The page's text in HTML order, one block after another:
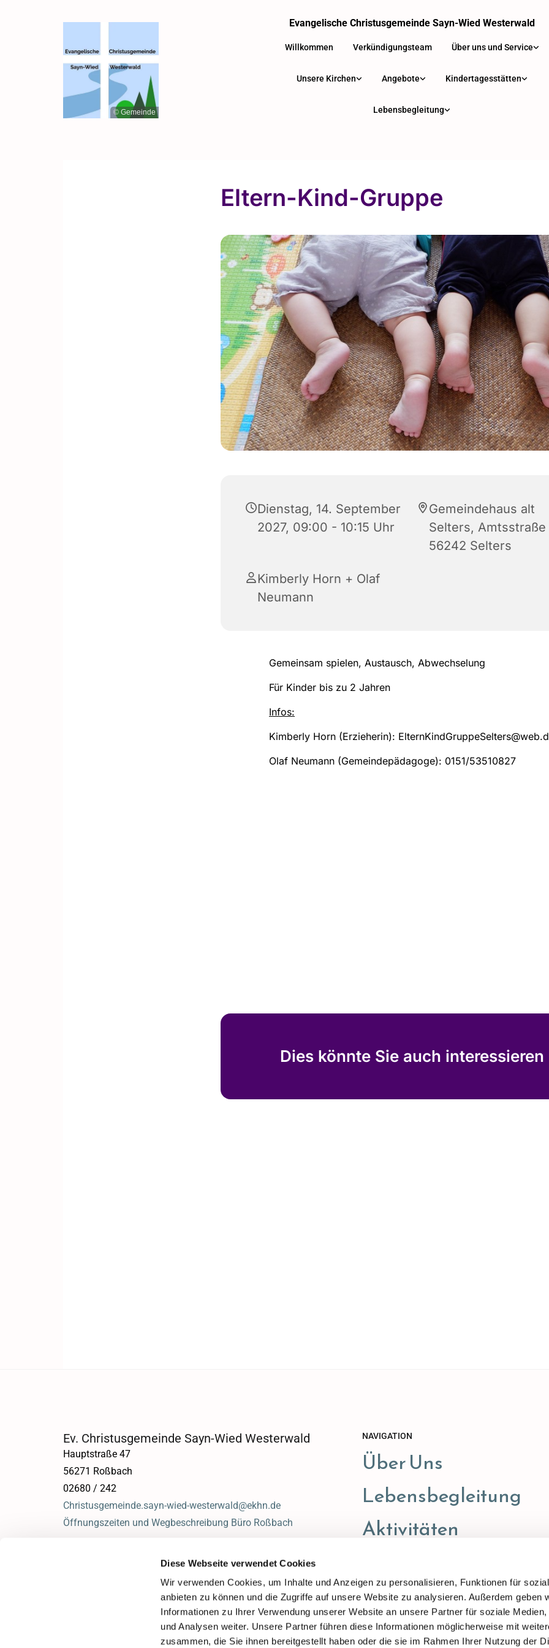
Diese Webseite verwendet Cookies
Wir verwenden Cookies, um Inhalte und Anzeigen zu personalisieren, Funktionen für
anbieten zu können und die Zugriffe auf unsere Website zu analysieren. Außerdem geben
Informationen zu Ihrer Verwendung unserer Website an unsere Partner für soziale Medien,
und Analysen weiter. Unsere Partner führen diese Informationen möglicherweise mit
zusammen, die Sie ihnen bereitgestellt haben oder die sie im Rahmen Ihrer Nutzung der
© Gemeinde
Evangelische Christusgemeinde Sayn-Wied Westerwald
Willkommen Verkündigungsteam Über uns und Service
Unsere Kirchen Angebote Kindertagesstätten
Lebensbegleitung
Eltern-Kind-Gruppe
Dienstag, 14. September
2027, 09:00 - 10:15 Uhr
Gemeindehaus alt
Selters, Amtsstraße
56242 Selters
Kimberly Horn + Olaf
Neumann
Gemeinsam spielen, Austausch, Abwechselung
Für Kinder bis zu 2 Jahren
Infos:
Kimberly Horn (Erzieherin):
Olaf Neumann (Gemeindepädagoge): 0151/53510827
Dies könnte Sie auch interessieren
Ev. Christusgemeinde Sayn-Wied Westerwald
Hauptstraße 47
56271 Roßbach
02680 / 242
Christusgemeinde.sayn-wied-westerwald@ekhn.de
Öffnungszeiten und Wegbeschreibung Büro Roßbach
NAVIGATION
Über Uns
Lebensbegleitung
Aktivitäten